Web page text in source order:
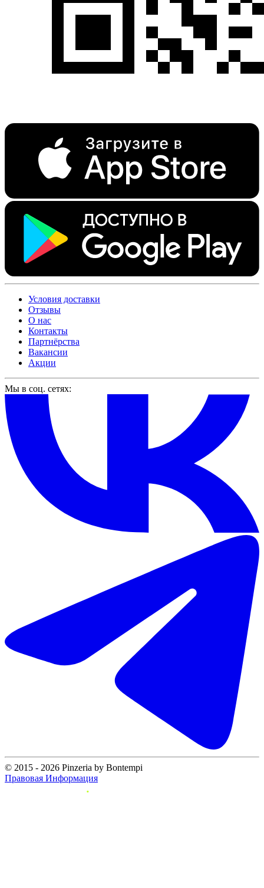
Условия доставки
Отзывы
О нас
Контакты
Партнёрства
Вакансии
Акции
Мы в соц. сетях:
© 2015 - 2026 Pinzeria by Bontempi
Правовая Информация